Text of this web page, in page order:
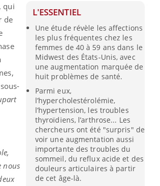
L'ESSENTIEL
Une étude révèle les affections
les plus fréquentes chez les
femmes de 40 à 59 ans dans le
Midwest des États-Unis, avec
une augmentation marquée de
huit problèmes de santé.
Parmi eux,
l’hypercholestérolémie,
l’hypertension, les troubles
thyroïdiens, l’arthrose... Les
chercheurs ont été "surpris" de
voir une augmentation aussi
importante des troubles du
sommeil, du reflux acide et des
douleurs articulaires à partir
de cet âge-là.
qui
de
nous